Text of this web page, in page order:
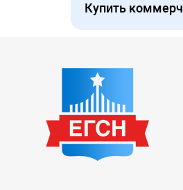
Купить